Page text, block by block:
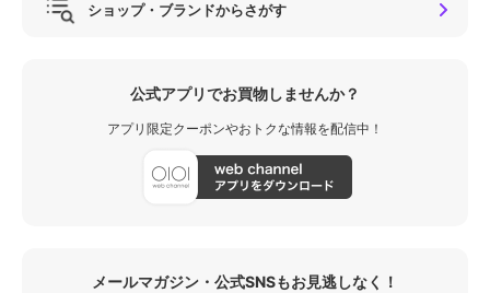
ショップ・ブランドからさがす
公式アプリでお買物しませんか？
アプリ限定クーポンやおトクな情報を配信中！
メールマガジン・公式SNSもお見逃しなく！